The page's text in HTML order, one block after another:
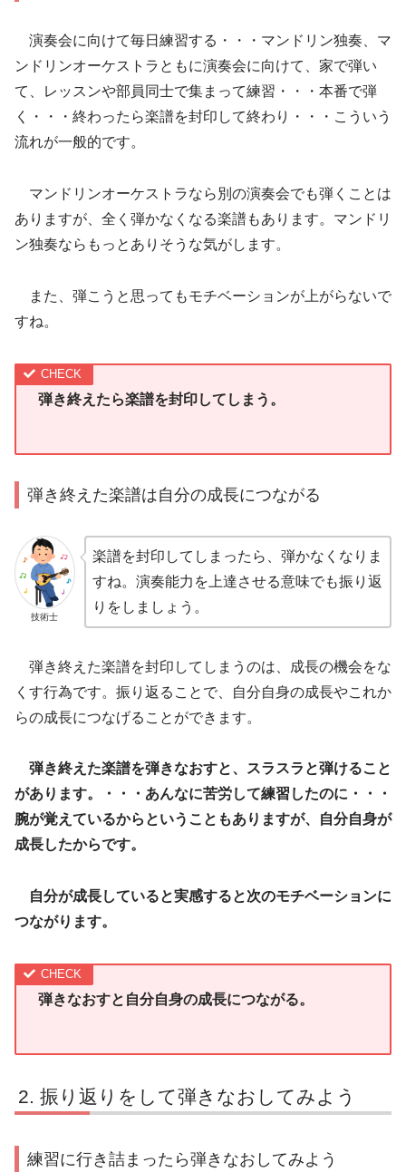
演奏会に向けて毎日練習する・・・マンドリン独奏、マ
ンドリンオーケストラともに演奏会に向けて、家で弾い
て、レッスンや部員同士で集まって練習・・・本番で弾
く・・・終わったら楽譜を封印して終わり・・・こういう
流れが一般的です。
マンドリンオーケストラなら別の演奏会でも弾くことは
ありますが、全く弾かなくなる楽譜もあります。マンドリ
ン独奏ならもっとありそうな気がします。
また、弾こうと思ってもモチベーションが上がらないで
すね。
弾き終えたら楽譜を封印してしまう。
弾き終えた楽譜は自分の成長につながる
技術士
楽譜を封印してしまったら、弾かなくなりま
すね。演奏能力を上達させる意味でも振り返
りをしましょう。
弾き終えた楽譜を封印してしまうのは、成長の機会をな
くす行為です。振り返ることで、自分自身の成長やこれか
らの成長につなげることができます。
弾き終えた楽譜を弾きなおすと、スラスラと弾けること
があります。・・・あんなに苦労して練習したのに・・・
腕が覚えているからということもありますが、自分自身が
成長したからです。
自分が成長していると実感すると次のモチベーションに
つながります。
弾きなおすと自分自身の成長につながる。
振り返りをして弾きなおしてみよう
練習に行き詰まったら弾きなおしてみよう